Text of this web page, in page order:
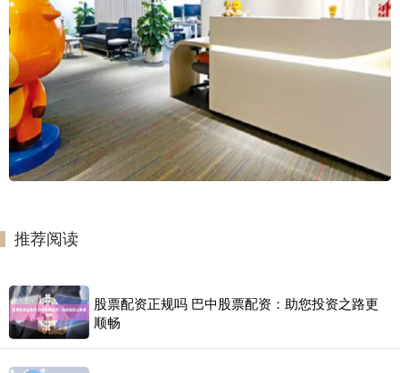
推荐阅读
股票配资正规吗 巴中股票配资：助您投资之路更
顺畅